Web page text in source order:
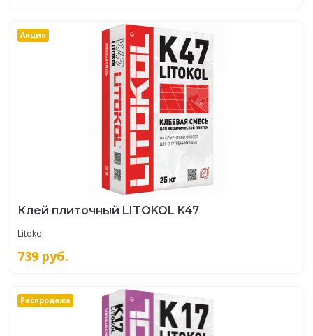
Акция
Клей плиточный LITOKOL K47
Litokol
739 руб.
Распродажа